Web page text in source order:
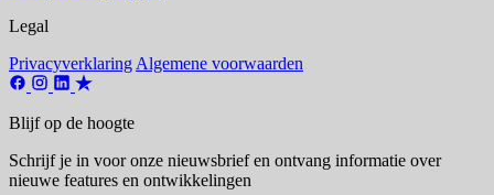
Legal
Privacyverklaring Algemene voorwaarden
Blijf op de hoogte
Schrijf je in voor onze nieuwsbrief en ontvang informatie over
nieuwe features en ontwikkelingen